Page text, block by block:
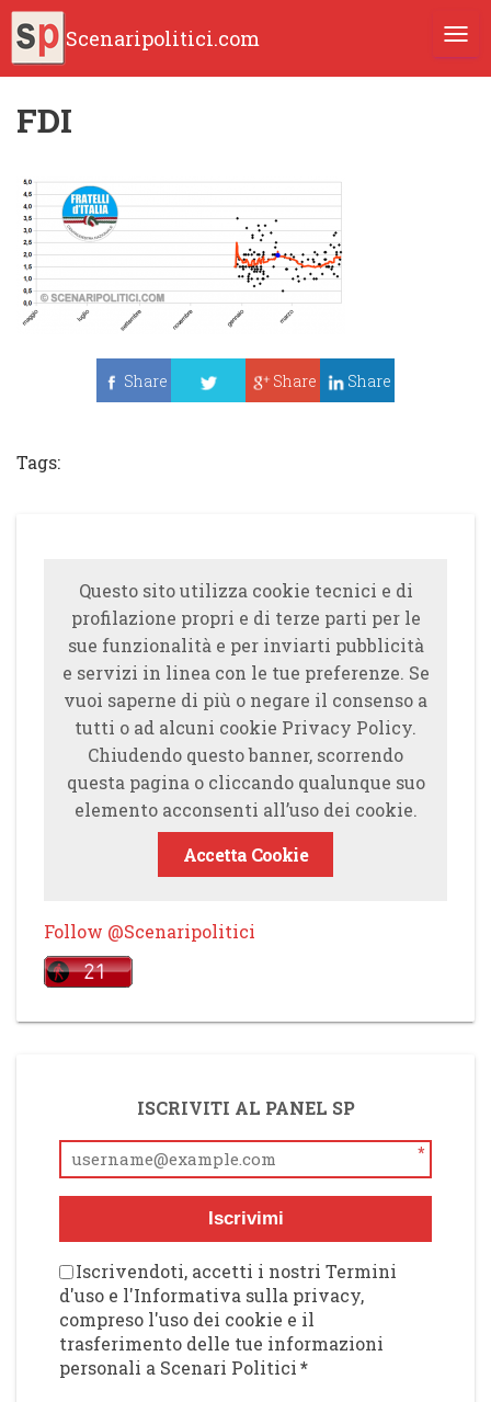
Scenaripolitici.com
FDI
Share
Share Share
Tags:
Questo sito utilizza cookie tecnici e di
profilazione propri e di terze parti per le
sue funzionalità e per inviarti pubblicità
e servizi in linea con le tue preferenze. Se
vuoi saperne di più o negare il consenso a
tutti o ad alcuni cookie Privacy Policy.
Chiudendo questo banner, scorrendo
questa pagina o cliccando qualunque suo
elemento acconsenti all’uso dei cookie.
Accetta Cookie
Follow @Scenaripolitici
ISCRIVITI AL PANEL SP
*
Iscrivimi
Iscrivendoti, accetti i nostri Termini
d'uso e l'Informativa sulla privacy,
compreso l'uso dei cookie e il
trasferimento delle tue informazioni
personali a Scenari Politici*